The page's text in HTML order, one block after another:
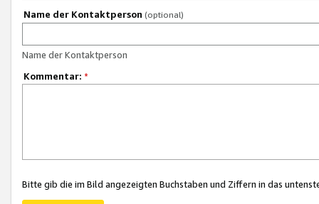
Name der Kontaktperson (optional)
Name der Kontaktperson
Kommentar: *
Bitte gib die im Bild angezeigten Buchstaben und Ziffern in das